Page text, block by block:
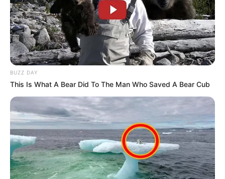
BUZZ DAY
This Is What A Bear Did To The Man Who Saved A Bear Cub